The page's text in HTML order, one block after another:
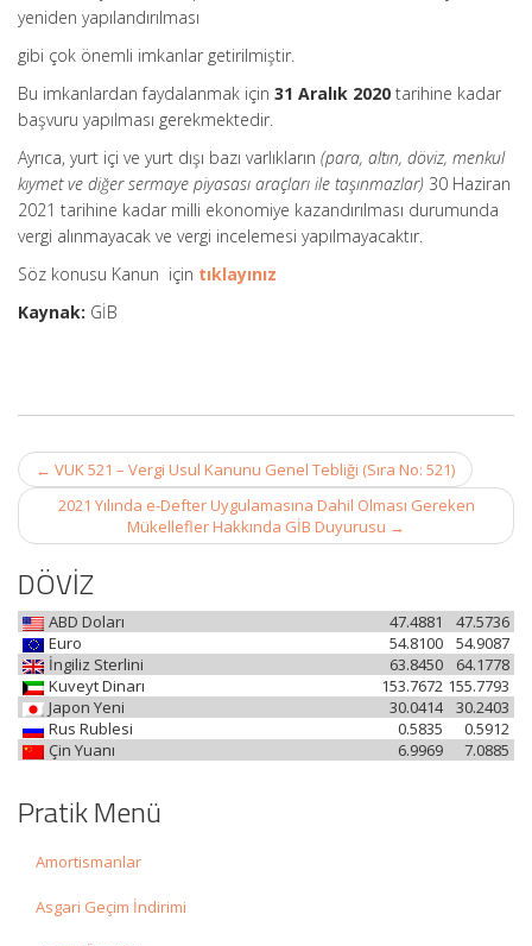
yeniden yapılandırılması
gibi çok önemli imkanlar getirilmiştir.
Bu imkanlardan faydalanmak için 31 Aralık 2020 tarihine kadar
başvuru yapılması gerekmektedir.
Ayrıca, yurt içi ve yurt dışı bazı varlıkların (para, altın, döviz, menkul
kıymet ve diğer sermaye piyasası araçları ile taşınmazlar) 30 Haziran
2021 tarihine kadar milli ekonomiye kazandırılması durumunda
vergi alınmayacak ve vergi incelemesi yapılmayacaktır.
Söz konusu Kanun için tıklayınız
Kaynak: GİB
Post
navigation
← VUK 521 – Vergi Usul Kanunu Genel Tebliği (Sıra No: 521)
2021 Yılında e-Defter Uygulamasına Dahil Olması Gereken
Mükellefler Hakkında GİB Duyurusu →
DÖVİZ
ABD Doları 47.5736
47.4881
Euro
54.9087
54.8100
İngiliz Sterlini
64.1778
63.8450
Kuveyt Dinarı
155.7793
153.7672
Japon Yeni
30.2403
30.0414
Rus Rublesi
0.5912
0.5835
Çin Yuanı
7.0885
6.9969
Pratik Menü
Amortismanlar
Asgari Geçim İndirimi